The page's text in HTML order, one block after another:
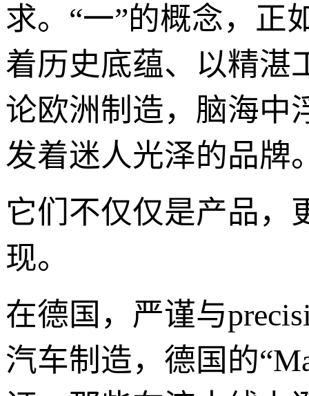
求。“一”的概念，正
着历史底蕴、以精湛
论欧洲制造，脑海中
发着迷人光泽的品牌
它们不仅仅是产品，
现。
在德国，严谨与
汽车制造，德国的